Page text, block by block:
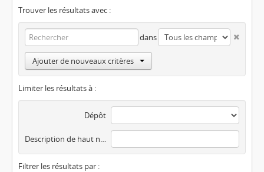
Trouver les résultats avec :
dans
Ajouter de nouveaux critères
Limiter les résultats à :
Dépôt
Description de haut niveau
Filtrer les résultats par :